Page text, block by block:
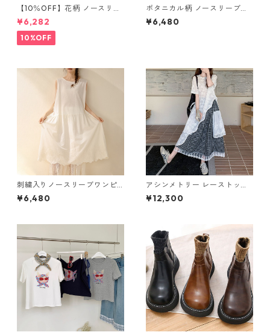
【10％OFF】花柄 ノースリー
ブワンピース 10768
¥6,282
10%OFF
ボタニカル柄 ノースリーブブ
ラウス H 260121
¥6,480
刺繍入りノースリーブワンピ
ース 2col H 260054
¥6,480
アシンメトリー レーストップ
& チェック柄スカート セット
アップ M 250250
¥12,300